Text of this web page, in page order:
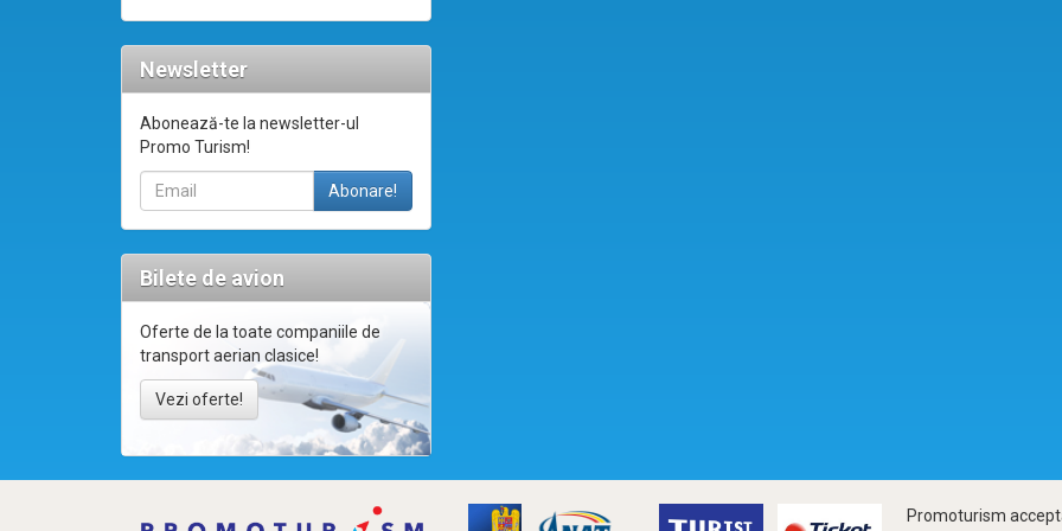
Newsletter
Abonează-te la newsletter-ul
Promo Turism!
Bilete de avion
Oferte de la toate companiile de
transport aerian clasice!
Vezi oferte!
Promoturism